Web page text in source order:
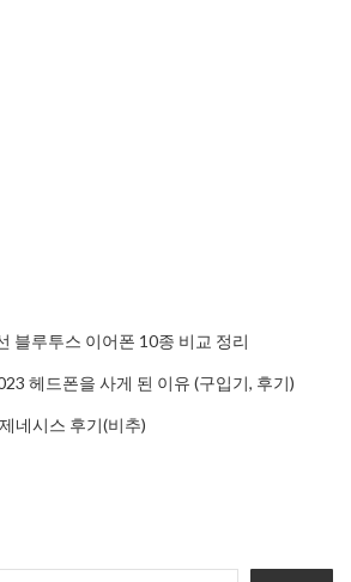
블루투스 이어폰 10종 비교 정리
헤드폰을 사게 된 이유 (구입기, 후기)
네시스 후기(비추)